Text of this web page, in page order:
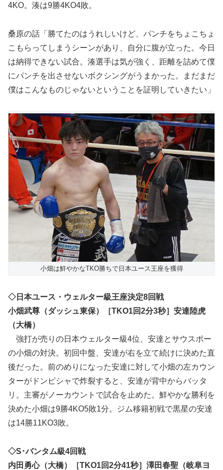
4KO。湊は9勝4KO4敗。
桑原の話「勝てたのはうれしいけど、パンチをちょこちょ
こもらってしまうシーンがあり、自分に腹が立った。今日
は納得できない試合。湊選手は気が強く、距離を詰めて僕
にパンチを出させないボクシングがうまかった。まだまだ
僕はこんなものじゃないということを証明していきたい」
小畑は鮮やかなTKO勝ちで日本ユース王座を獲得
◇日本ユース・ウェルター級王座決定8回戦
小畑武尊（ダッシュ東保）［TKO1回2分3秒］安達陸虎
（大橋）
強打が売りの日本ウェルター級4位、安達とサウスポー
の小畑の対決。初回中盤、安達が右を立て続けに決めた直
後だった。前のめりになった安達に対して小畑の左カウン
ターがドンピシャで炸裂すると、安達が背中からバッタ
リ。主審がノーカウントで試合を止めた。鮮やかな勝利を
決めた小畑は9勝4KO5敗1分。ジム移籍初戦で黒星の安達
は14勝11KO3敗。
◇S･バンタム級4回戦
内田勇心（大橋）［TKO1回2分41秒］澤田春聖（岐阜ヨ